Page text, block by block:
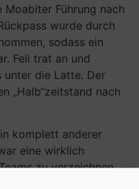
Moabiter Führung nach
wurde durch
sodass ein
Feli trat an und
unter die Latte. Der
„Halb“zeitstand nach
komplett anderer
eine wirklich
zu verzeichnen.
von hinten und das